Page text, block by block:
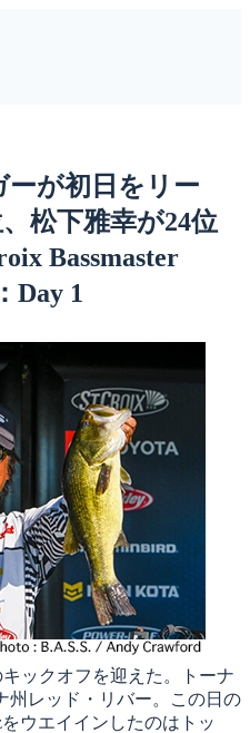
ーが初日をリー
松下雅幸が24位
Bassmaster
Day 1
キックオフを迎えた。トーナ
州レッド・リバー。この日の
ウエイインしたのはトッ